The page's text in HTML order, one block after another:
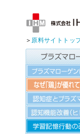
＞ 原料サイトトッ